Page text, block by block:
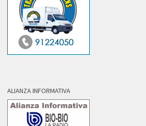
ALIANZA INFORMATIVA